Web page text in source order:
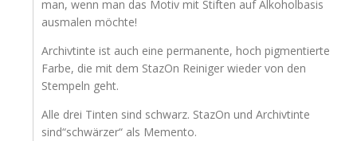
man, wenn man das Motiv mit Stiften auf Alkoholbasis
ausmalen möchte!
Archivtinte ist auch eine permanente, hoch pigmentierte
Farbe, die mit dem StazOn Reiniger wieder von den
Stempeln geht.
Alle drei Tinten sind schwarz. StazOn und Archivtinte
sind“schwärzer“ als Memento.